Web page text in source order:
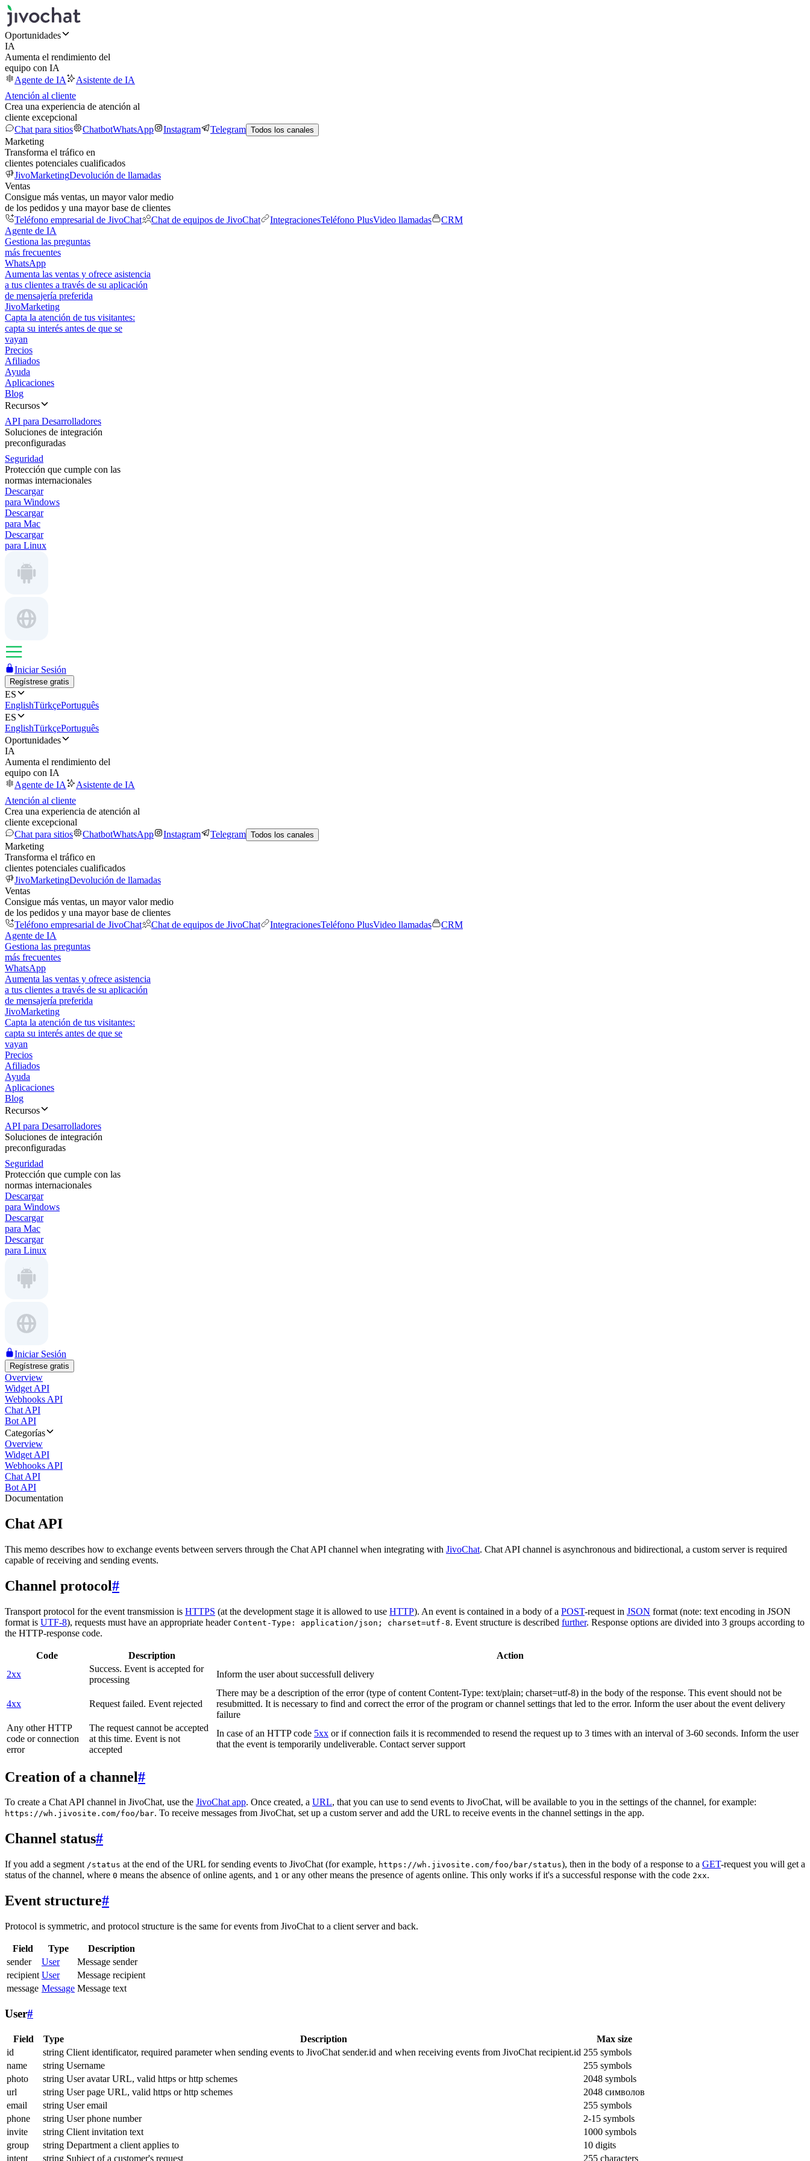
Oportunidades
IA
Aumenta el rendimiento del
equipo con IA
Agente de IA
Asistente de IA
Atención al cliente
Crea una experiencia de atención al
cliente excepcional
Chat para sitios
ChatbotWhatsApp Instagram Telegram Todos los canales
Marketing
Transforma el tráfico en
clientes potenciales cualificados
JivoMarketingDevolución de llamadas
Ventas
Consigue más ventas, un mayor valor medio
de los pedidos y una mayor base de clientes
Teléfono empresarial de JivoChat
Chat de equipos de JivoChat IntegracionesTeléfono PlusVideo llamadas
CRM
Agente de IA
Gestiona las preguntas
más frecuentes
WhatsApp
Aumenta las ventas y ofrece asistencia
a tus clientes a través de su aplicación
de mensajería preferida
JivoMarketing
Capta la atención de tus visitantes:
capta su interés antes de que se
vayan
Precios
Afiliados
Ayuda
Aplicaciones
Blog
Recursos
API para Desarrolladores
Soluciones de integración
preconfiguradas
Seguridad
Protección que cumple con las
normas internacionales
Descargar
para Windows
Descargar
para Mac
Descargar
para Linux
Iniciar Sesión
Regístrese gratis
ES
EnglishTürkçePortuguês
ES
EnglishTürkçePortuguês
Oportunidades
IA
Aumenta el rendimiento del
equipo con IA
Agente de IA
Asistente de IA
Atención al cliente
Crea una experiencia de atención al
cliente excepcional
Chat para sitios
ChatbotWhatsApp Instagram Telegram Todos los canales
Marketing
Transforma el tráfico en
clientes potenciales cualificados
JivoMarketingDevolución de llamadas
Ventas
Consigue más ventas, un mayor valor medio
de los pedidos y una mayor base de clientes
Teléfono empresarial de JivoChat
Chat de equipos de JivoChat IntegracionesTeléfono PlusVideo llamadas
CRM
Agente de IA
Gestiona las preguntas
más frecuentes
WhatsApp
Aumenta las ventas y ofrece asistencia
a tus clientes a través de su aplicación
de mensajería preferida
JivoMarketing
Capta la atención de tus visitantes:
capta su interés antes de que se
vayan
Precios
Afiliados
Ayuda
Aplicaciones
Blog
Recursos
API para Desarrolladores
Soluciones de integración
preconfiguradas
Seguridad
Protección que cumple con las
normas internacionales
Descargar
para Windows
Descargar
para Mac
Descargar
para Linux
Iniciar Sesión
Regístrese gratis
Overview
Widget API
Webhooks API
Chat API
Bot API
Categorías
Overview
Widget API
Webhooks API
Chat API
Bot API
Documentation
Chat API
This memo describes how to exchange events between servers through the Chat API channel when integrating with JivoChat. Chat API channel is asynchronous and bidirectional, a custom server is required
capable of receiving and sending events.
Channel protocol#
Transport protocol for the event transmission is HTTPS (at the development stage it is allowed to use HTTP). An event is contained in a body of a POST-request in JSON format (note: text encoding in JSON
format is UTF-8), requests must have an appropriate header Content-Type: application/json; charset=utf-8. Event structure is described further. Response options are divided into 3 groups according to
the HTTP-response code.
Code Description
Action
2xx
Success. Event is accepted for
processing
Inform the user about successfull delivery
4xx Request failed. Event rejected
There may be a description of the error (type of content Content-Type: text/plain; charset=utf-8) in the body of the response. This event should not be
resubmitted. It is necessary to find and correct the error of the program or channel settings that led to the error. Inform the user about the event delivery
failure
Any other HTTP
code or connection
error
The request cannot be accepted
at this time. Event is not
accepted
In case of an HTTP code 5xx or if connection fails it is recommended to resend the request up to 3 times with an interval of 3-60 seconds. Inform the user
that the event is temporarily undeliverable. Contact server support
Creation of a channel#
To create a Chat API channel in JivoChat, use the JivoChat app. Once created, a URL, that you can use to send events to JivoChat, will be available to you in the settings of the channel, for example:
https://wh.jivosite.com/foo/bar. To receive messages from JivoChat, set up a custom server and add the URL to receive events in the channel settings in the app.
Channel status#
If you add a segment /status at the end of the URL for sending events to JivoChat (for example, https://wh.jivosite.com/foo/bar/status), then in the body of a response to a GET-request you will get a
status of the channel, where 0 means the absence of online agents, and 1 or any other means the presence of agents online. This only works if it's a successful response with the code 2xx.
Event structure#
Protocol is symmetric, and protocol structure is the same for events from JivoChat to a client server and back.
Field Type
Description
sender
User
Message sender
recipient User
Message recipient
message Message Message text
User#
Field Type Description
Max size
id
string Client identificator, required parameter when sending events to JivoChat sender.id and when receiving events from JivoChat recipient.id 255 symbols
name
string Username
255 symbols
photo
string User avatar URL, valid https or http schemes
2048 symbols
url
string User page URL, valid https or http schemes
2048 символов
email
string User email
255 symbols
phone
string User phone number
2-15 symbols
invite
string Client invitation text
1000 symbols
group
string Department a client applies to
10 digits
intent
string Subject of a customer's request 255 characters